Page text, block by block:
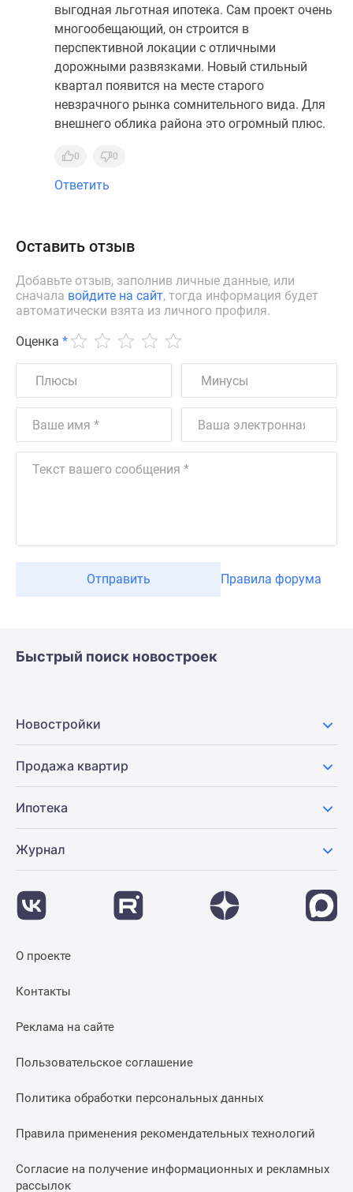
выгодная льготная ипотека. Сам проект очень
многообещающий, он строится в
перспективной локации с отличными
дорожными развязками. Новый стильный
квартал появится на месте старого
невзрачного рынка сомнительного вида. Для
внешнего облика района это огромный плюс.
0 0
Ответить
Оставить отзыв
Добавьте отзыв, заполнив личные данные, или
сначала войдите на сайт, тогда информация будет
автоматически взята из личного профиля.
Оценка *
Отправить Правила форума
Быстрый поиск новостроек
Новостройки
Продажа квартир
Ипотека
Журнал
О проекте
Контакты
Реклама на сайте
Пользовательское соглашение
Политика обработки персональных данных
Правила применения рекомендательных технологий
Согласие на получение информационных и рекламных
рассылок